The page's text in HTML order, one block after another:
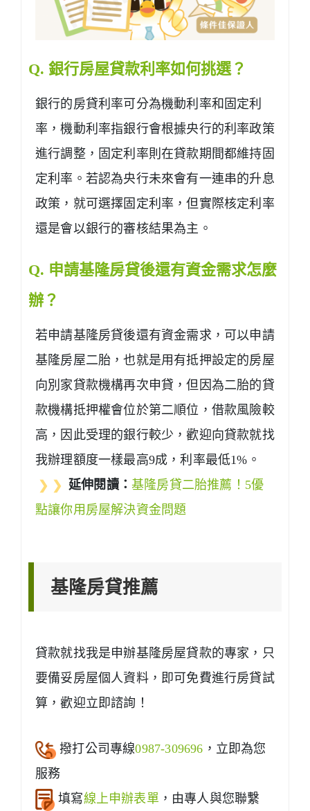
Q. 銀行房屋貸款利率如何挑選？
銀行的房貸利率可分為機動利率和固定利
率，機動利率指銀行會根據央行的利率政策
進行調整，固定利率則在貸款期間都維持固
定利率。若認為央行未來會有一連串的升息
政策，就可選擇固定利率 ，但實際核定利率
還是會以銀行的審核結果為主。
Q. 申請基隆房貸後還有資金需求怎麼
辦？
若申請基隆房貸後還有資金需求，可以申請
基隆房屋二胎，也就是用有抵押設定的房屋
向別家貸款機構再次申貸，但因為二胎的貸
款機構抵押權會位於第二順位，借款風險較
高，因此受理的銀行較少，歡迎向貸款就找
我辦理額度一樣最高9成，利率最低1%。
❯ ❯ 延伸閱讀： 基隆房貸二胎推薦！5優
點讓你用房屋解決資金問題
基隆房貸推薦
貸款就找我是申辦基隆房屋貸款的專家，只
要備妥房屋個人資料，即可免費進行房貸試
算，歡迎立即諮詢！
撥打公司專線0987-309696 ，立即為您
服務
填寫線上申辦表單 ，由專人與您聯繫